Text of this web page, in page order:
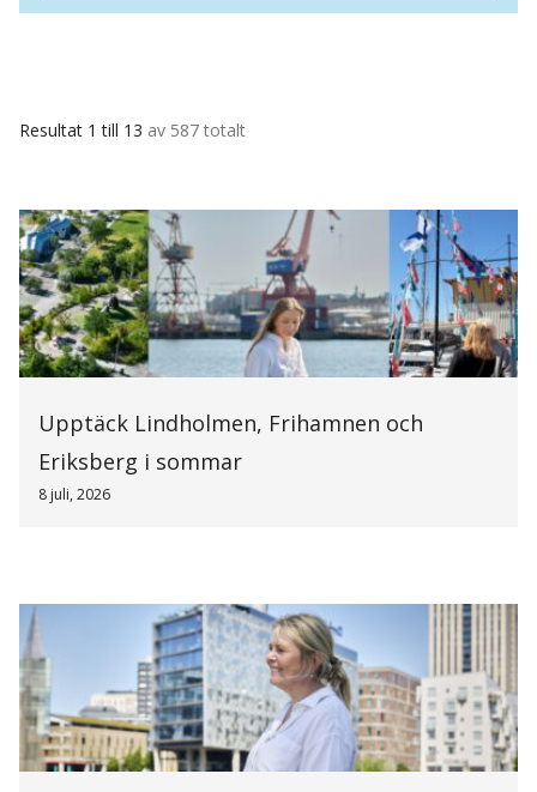
Resultat 1 till 13 av 587 totalt
Upptäck Lindholmen, Frihamnen och
Eriksberg i sommar
8 juli, 2026